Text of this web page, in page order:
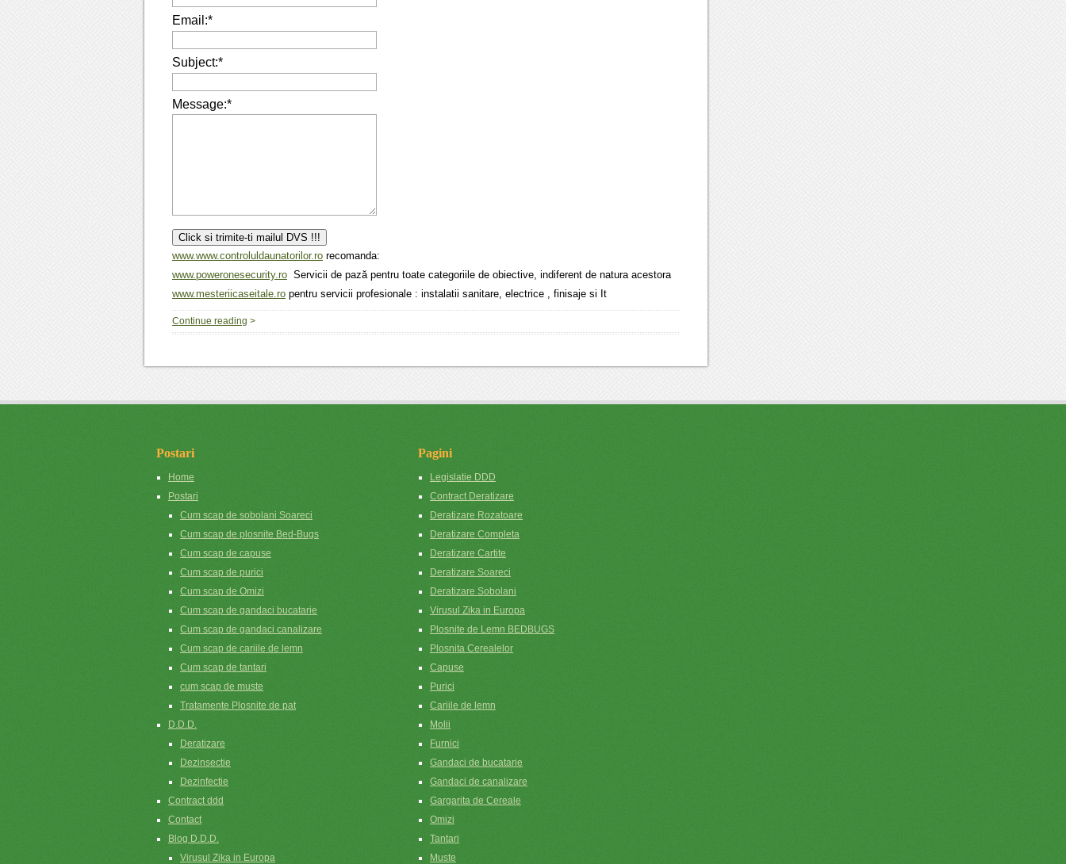
Email:*
Subject:*
Message:*
www.www.controluldaunatorilor.ro recomanda:
www.poweronesecurity.ro Servicii de pază pentru toate categoriile de obiective, indiferent de natura acestora
www.mesteriicaseitale.ro pentru servicii profesionale : instalatii sanitare, electrice , finisaje si It
Continue reading >
Postari
Home
Postari
Cum scap de sobolani Soareci
Cum scap de plosnite Bed-Bugs
Cum scap de capuse
Cum scap de purici
Cum scap de Omizi
Cum scap de gandaci bucatarie
Cum scap de gandaci canalizare
Cum scap de cariile de lemn
Cum scap de tantari
cum scap de muste
Tratamente Plosnite de pat
D.D.D.
Deratizare
Dezinsectie
Dezinfectie
Contract ddd
Contact
Blog D.D.D.
Virusul Zika in Europa
Pagini
Legislatie DDD
Contract Deratizare
Deratizare Rozatoare
Deratizare Completa
Deratizare Cartite
Deratizare Soareci
Deratizare Sobolani
Virusul Zika in Europa
Plosnite de Lemn BEDBUGS
Plosnita Cerealelor
Capuse
Purici
Cariile de lemn
Molii
Furnici
Gandaci de bucatarie
Gandaci de canalizare
Gargarita de Cereale
Omizi
Tantari
Muste